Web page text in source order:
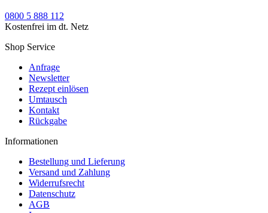
0800 5 888 112
Kostenfrei im dt. Netz
Shop Service
Anfrage
Newsletter
Rezept einlösen
Umtausch
Kontakt
Rückgabe
Informationen
Bestellung und Lieferung
Versand und Zahlung
Widerrufsrecht
Datenschutz
AGB